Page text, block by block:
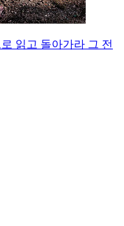
읽고 돌아가라 그 전